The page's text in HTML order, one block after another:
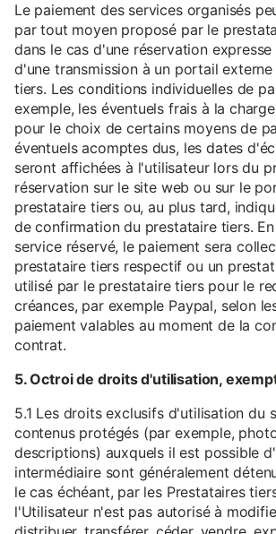
Le paiement des services organisés
par tout moyen proposé par le
dans le cas d'une réservation
d'une transmission à un portail
tiers. Les conditions individuelles de
exemple, les éventuels frais à la
pour le choix de certains moyens de
éventuels acomptes dus, les dates
seront affichées à l'utilisateur lors du
réservation sur le site web ou sur le
prestataire tiers ou, au plus tard,
de confirmation du prestataire tiers.
service réservé, le paiement sera
prestataire tiers respectif ou un
utilisé par le prestataire tiers pour le
créances, par exemple Paypal, selon
paiement valables au moment de la
contrat.
5. Octroi de droits d'utilisation,
5.1 Les droits exclusifs d'utilisation du
contenus protégés (par exemple,
descriptions) auxquels il est possible
intermédiaire sont généralement
le cas échéant, par les Prestataires
l'Utilisateur n'est pas autorisé à